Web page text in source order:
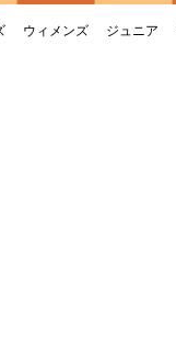
ウィメンズ ジュニア